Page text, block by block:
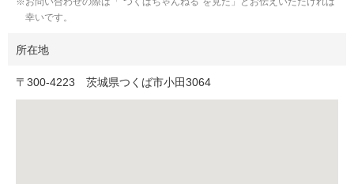
幸いです。
所在地
〒 300-4223 茨城県つくば市小田3064